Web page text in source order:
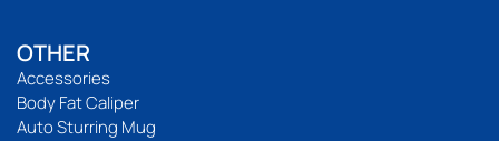
OTHER
Accessories
Body Fat Caliper
Auto Sturring Mug